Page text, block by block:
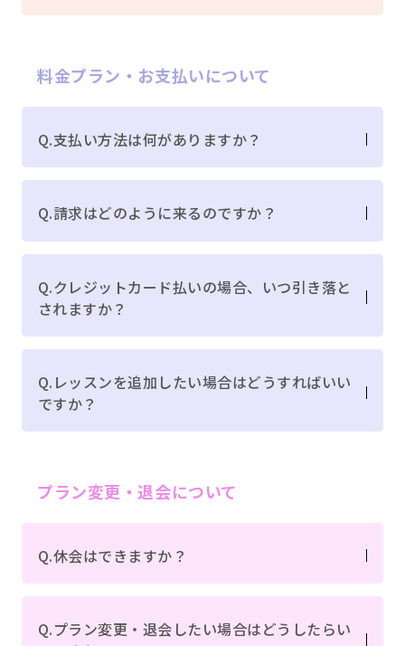
料金プラン・お支払いについて
Q.支払い方法は何がありますか？
Q.請求はどのように来るのですか？
Q.クレジットカード払いの場合、いつ引き落と
されますか？
Q.レッスンを追加したい場合はどうすればいい
ですか？
プラン変更・退会について
Q.休会はできますか？
Q.プラン変更・退会したい場合はどうしたらい